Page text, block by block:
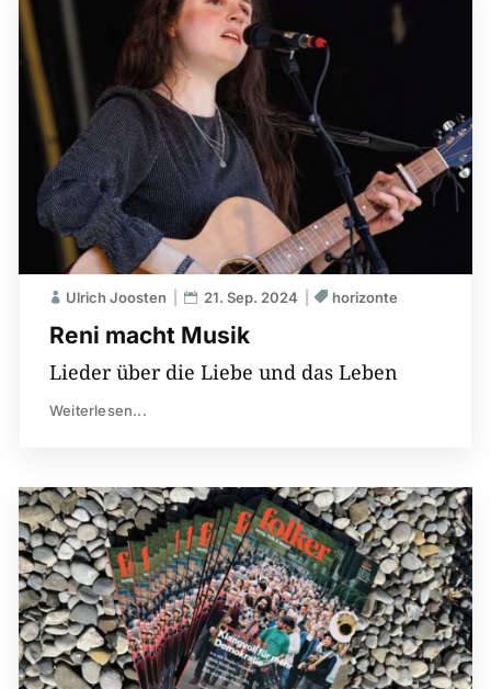
Reni macht Musik
Ulrich Joosten 21. Sep. 2024 horizonte
Lieder über die Liebe und das Leben
Weiterlesen...